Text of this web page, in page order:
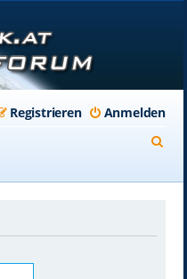
Anmelden
Registrieren